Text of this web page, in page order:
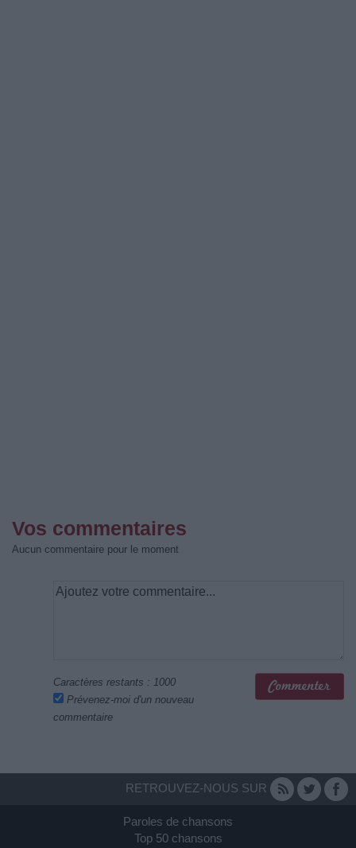
Vos commentaires
Aucun commentaire pour le moment
Caractères restants : 1000
Prévenez-moi d'un nouveau
commentaire
RETROUVEZ-NOUS SUR
Paroles de chansons
Top 50 chansons